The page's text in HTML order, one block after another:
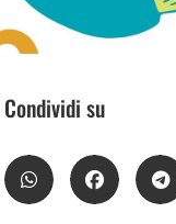
Condividi su